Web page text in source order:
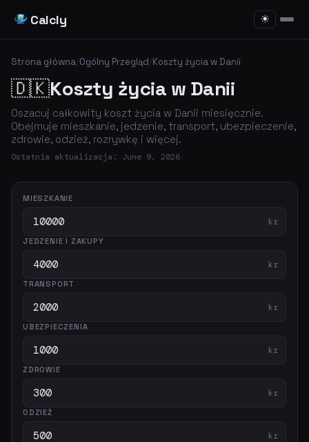
Calcly ☀
Strona główna/Ogólny Przegląd/Koszty życia w Danii
🇩🇰Koszty życia w Danii
Oszacuj całkowity koszt życia w Danii miesięcznie.
Obejmuje mieszkanie, jedzenie, transport, ubezpieczenie,
zdrowie, odzież, rozrywkę i więcej.
Ostatnia aktualizacja: June 9, 2026
MIESZKANIE
kr
JEDZENIE I ZAKUPY
kr
TRANSPORT
kr
UBEZPIECZENIA
kr
ZDROWIE
kr
ODZIEŻ
kr